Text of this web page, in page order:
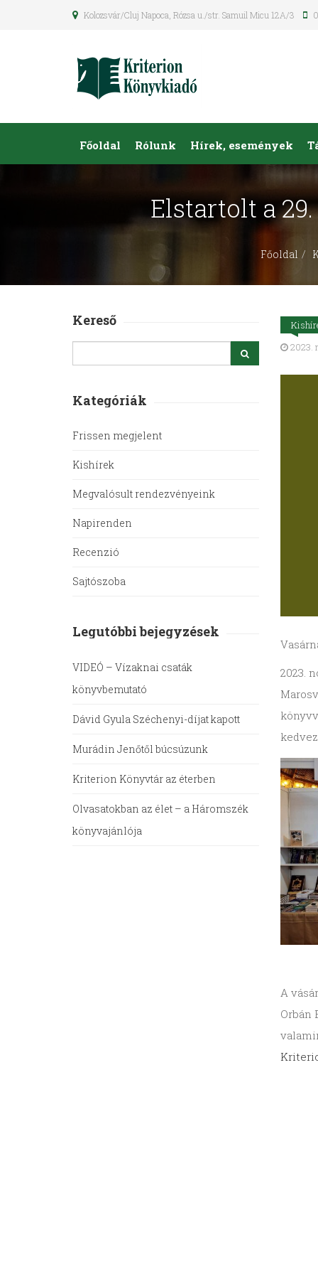
Kolozsvár/Cluj Napoca, Rózsa u./str. Samuil Micu 12A/3
Főoldal Rólunk Hírek, események
Elstartolt a
Főoldal
2023.
2023.
A
Orbán
Kereső
Kategóriák
Frissen megjelent
Kishírek
Megvalósult rendezvényeink
Napirenden
Recenzió
Sajtószoba
Legutóbbi bejegyzések
VIDEÓ – Vízaknai csaták
könyvbemutató
Dávid Gyula Széchenyi-díjat kapott
Murádin Jenőtől búcsúzunk
Kriterion Könyvtár az éterben
Olvasatokban az élet – a Háromszék
könyvajánlója